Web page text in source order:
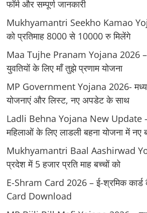
फॉर्म और सम्पूर्ण जानकारी
Mukhyamantri Seekho Kamao
को प्रतिमाह 8000 से 10000 रु मिलेंगे
Maa Tujhe Pranam Yojana 2026
युवतियों के लिए मॉं तुझे प्रणाम योजना
MP Government Yojana 2026- मध्य
योजनाएं और लिस्ट, नए अपडेट के साथ
Ladli Behna Yojana New Update –
महिलाओं के लिए लाडली बहना योजना में नए
Mukhyamantri Baal Aashirwad
प्रदेश में 5 हजार प्रति माह बच्चों को
E-Shram Card 2026 – ई-श्रमिक
Card Download